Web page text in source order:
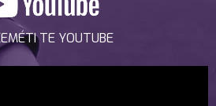
TE YOUTUBE